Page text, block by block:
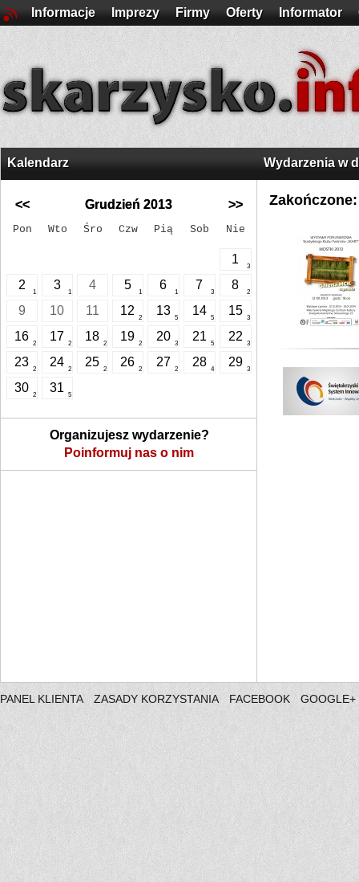
Informacje Imprezy Firmy Oferty Informator
Kalendarz
<< Grudzień 2013 >>
Pon Wto Śro Czw Pią Sob Nie
1
3
2
1
3
1
4 5
1
6
1
7
3
8
2
9 10 11 12
2
13
5
14
5
15
3
16
2
17
2
18
2
19
2
20
3
21
5
22
3
23
2
24
2
25
2
26
2
27
2
28
4
29
3
30
2
31
5
Organizujesz wydarzenie?
Poinformuj nas o nim
Wydarzenia w
Zakończone:
PANEL KLIENTA ZASADY KORZYSTANIA FACEBOOK GOOGLE+